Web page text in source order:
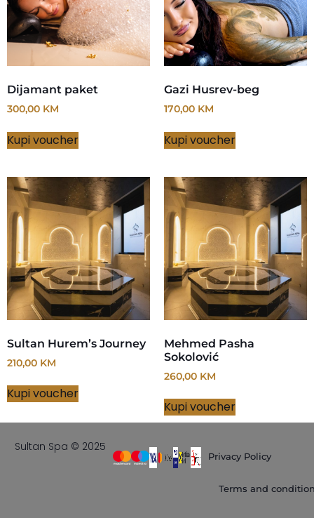
Dijamant paket
300,00 KM
Kupi voucher
Gazi Husrev-beg
170,00 KM
Kupi voucher
Sultan Hurem’s Journey
210,00 KM
Kupi voucher
Mehmed Pasha
Sokolović
260,00 KM
Kupi voucher
Sultan Spa © 2025
Privacy Policy
Terms and